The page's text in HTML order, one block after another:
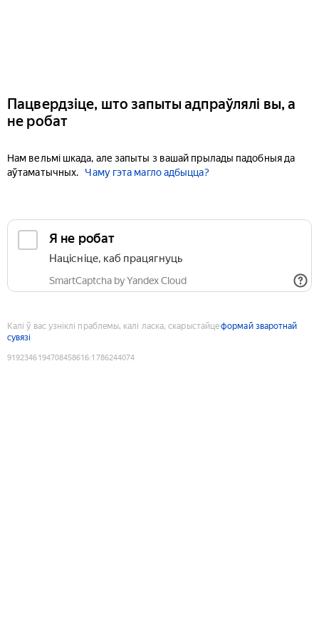
Пацвердзіце, што запыты адпраўлялі вы, а
не робат
Нам вельмі шкада, але запыты з вашай прылады падобныя да
аўтаматычных.
Чаму гэта магло адбыцца?
Я не робат
Націсніце, каб працягнуць
SmartCaptcha by Yandex Cloud
Калі ў вас узніклі праблемы, калі ласка, скарыстайцеформай зваротнай
сувязі
9192346194708458616:1786244074